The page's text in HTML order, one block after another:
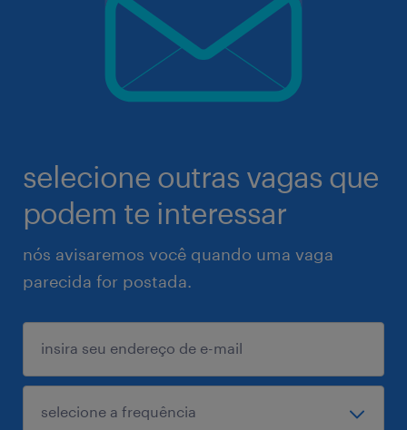
selecione outras vagas que
podem te interessar
nós avisaremos você quando uma vaga
parecida for postada.